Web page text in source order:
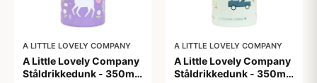
A LITTLE LOVELY COMPANY
A Little Lovely Company
Ståldrikkedunk - 350ml
A LITTLE LOVELY COMPANY
A Little Lovely Company
Ståldrikkedunk - 350ml